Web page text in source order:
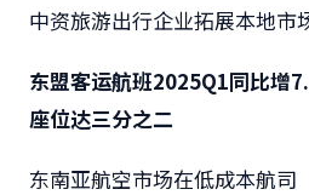
中资旅游出行企业拓展本地市
东盟客运航班2025Q1同比增
座位达三分之二
东南亚航空市场在低成本航司